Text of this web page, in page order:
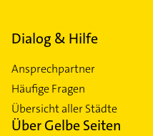
Dialog & Hilfe
Ansprechpartner
Häufige Fragen
Übersicht aller Städte
Über Gelbe Seiten